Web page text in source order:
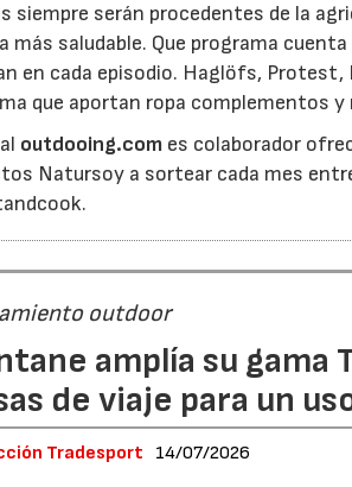
siempre serán procedentes de la
más saludable. Que programa
en cada episodio. Haglöfs, Protest,
que aportan ropa complementos
outdooing.com es colaborador
Natursoy a sortear cada mes
outdoor
amplía su
de viaje para un
Tradesport 14/07/2026